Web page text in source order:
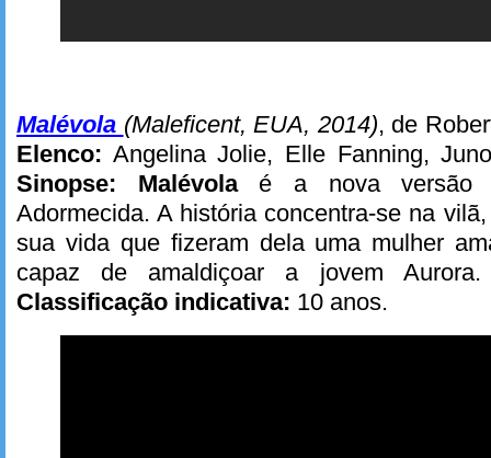
Malévola (Maleficent, EUA, 2014), de
Elenco: Angelina Jolie, Elle Fanning,
Sinopse:
Malévolaé a nova versão
Adormecida. A história concentra-se na
sua vida que fizeram dela uma mulher
capaz de amaldiçoar a jovem
Classificação indicativa: 10 anos.